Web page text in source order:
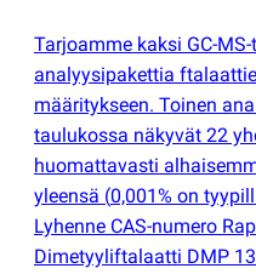
Tarjoamme kaksi GC-
analyysipakettia
määritykseen. Toinen
taulukossa näkyvät 22
huomattavasti
yleensä (0,001% on
Lyhenne CAS-numero
Dimetyyliftalaatti DMP